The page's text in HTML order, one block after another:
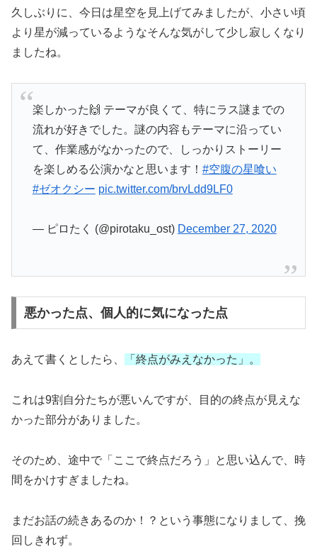
久しぶりに、今日は星空を見上げてみましたが、小さい頃
より星が減っているようなそんな気がして少し寂しくなり
ましたね。
楽しかった🙌 テーマが良くて、特にラス謎までの
流れが好きでした。謎の内容もテーマに沿ってい
て、作業感がなかったので、しっかりストーリー
を楽しめる公演かなと思います！ #空腹の星喰い
#ゼオクシー pic.twitter.com/brvLdd9LF0
— ピロたく (@pirotaku_ost) December 27, 2020
悪かった点、個人的に気になった点
あえて書くとしたら、 「終点がみえなかった」 。
これは9割自分たちが悪いんですが、目的の終点が見えな
かった部分がありました。
そのため、途中で「ここで終点だろう」と思い込んで、時
間をかけすぎましたね。
まだお話の続きあるのか！？という事態になりまして、挽
回しきれず。